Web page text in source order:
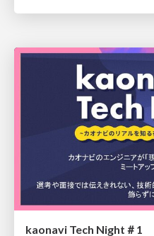
kaonavi Tech Night＃1